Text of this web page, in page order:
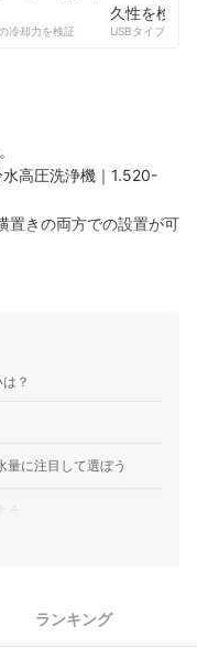
フィール
却力を検証
USBタイプCケー
高圧洗浄機｜1.520-
置きの両方での設置が可
と、トリガーの保持負
の筐体真ちゅう製シ
を搭載幅360mm、
？
量に注目して選ぼう
ランキング